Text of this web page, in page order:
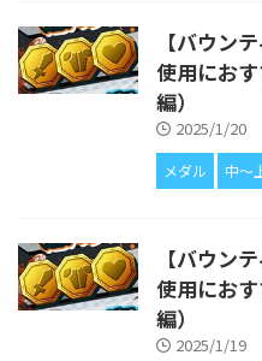
【バウン
使用にお
編）
2025/1/20
メダル 中〜
【バウン
使用にお
編）
2025/1/19